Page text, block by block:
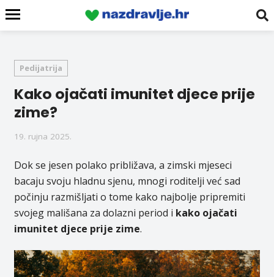
Pedijatrija
Kako ojačati imunitet djece prije
zime?
19. rujna 2025.
Dok se jesen polako približava, a zimski mjeseci
bacaju svoju hladnu sjenu, mnogi roditelji već sad
počinju razmišljati o tome kako najbolje pripremiti
svojeg mališana za dolazni period i kako ojačati
imunitet djece prije zime.